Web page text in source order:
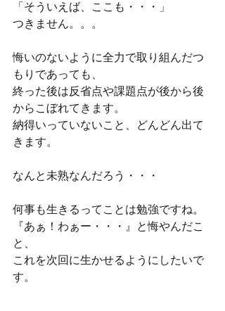
「そういえば、ここも・・・」
つきません。。。
悔いのないように全力で取り組んだつ
もりであっても、
終った後は反省点や課題点が後から後
からこぼれてきます。
納得いっていないこと、どんどん出て
きます。
なんと未熟なんだろう・・・
何事も生きるってことは勉強ですね。
『あぁ！わぁー・・・』と悔やんだこ
と、
これを次回に生かせるようにしたいで
す。